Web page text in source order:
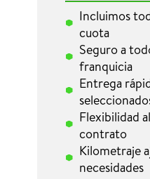
Incluimos
cuota
Seguro a
franquicia
Entrega
Flexibilidad
contrato
Kilometraje
necesidades